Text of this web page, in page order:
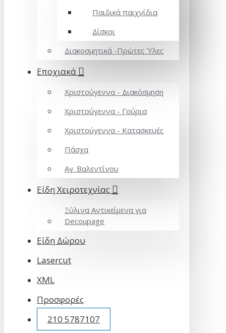
Παιδικά παιχνίδια
Δίσκοι
Διακοσμητικά -Πρώτες Ύλες
Εποχιακά
Χριστούγεννα - Διακόσμηση
Χριστούγεννα - Γούρια
Χριστούγεννα - Κατασκευές
Πάσχα
Αγ. Βαλεντίνου
Είδη Χειροτεχνίας
Ξύλινα Αντικείμενα για
Decoupage
Είδη Δώρου
Lasercut
XML
Προσφορές
210 5787107